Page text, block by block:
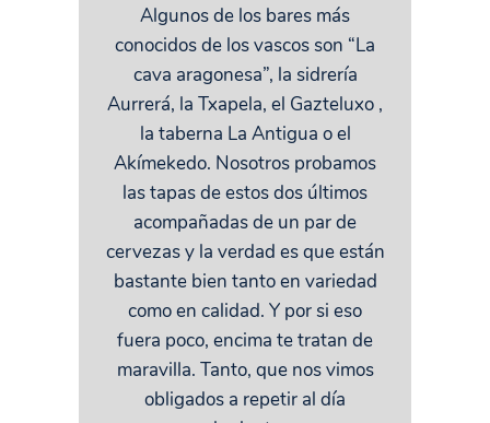
Algunos de los bares más
conocidos de los vascos son “La
cava aragonesa”, la sidrería
Aurrerá, la Txapela, el Gazteluxo ,
la taberna La Antigua o el
Akímekedo. Nosotros probamos
las tapas de estos dos últimos
acompañadas de un par de
cervezas y la verdad es que están
bastante bien tanto en variedad
como en calidad. Y por si eso
fuera poco, encima te tratan de
maravilla. Tanto, que nos vimos
obligados a repetir al día